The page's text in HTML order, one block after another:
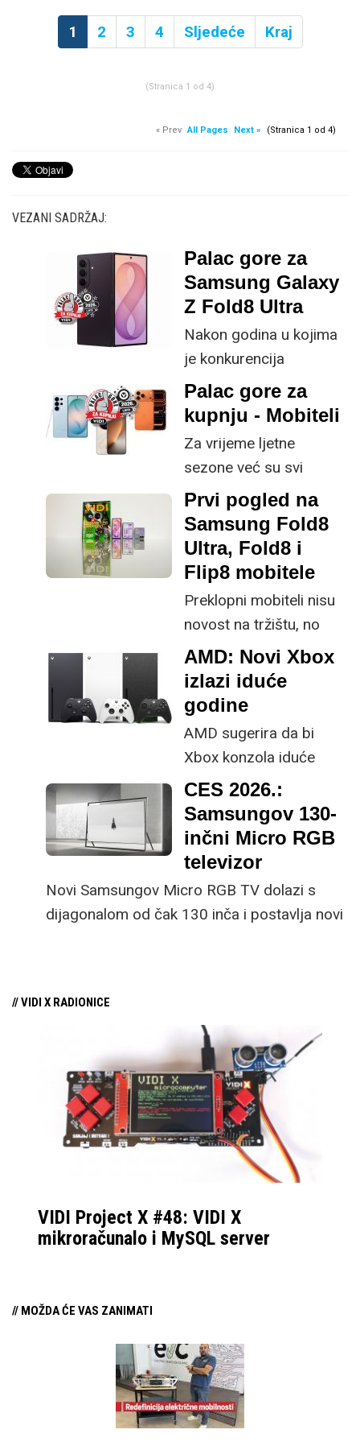
1 2 3 4 Sljedeće Kraj
(Stranica 1 od 4)
« Prev All Pages Next » (Stranica 1 od 4)
VEZANI SADRŽAJ:
Palac gore za
Samsung Galaxy
Z Fold8 Ultra
Nakon godina u kojima
je konkurencija
neprestano kucala na
vrata s tanjim profilima i
većim baterijama,
Samsung je s osmom
generacijom preklopnih
uređaja odlučio
poboljšati ključne
specifikacije.
Palac gore za
kupnju - Mobiteli
Za vrijeme ljetne
sezone već su svi
mobiteli aktualne
generacije na tržištu te
je više-manje samo
pitanje cijene i vaših
preferencija što želite
Prvi pogled na
Samsung Fold8
Ultra, Fold8 i
Flip8 mobitele
Preklopni mobiteli nisu
novost na tržištu, no
svakako su niša s
obzirom na svoju
cijenu, kao i ekstremnu
plastičnost tržišta koje
više nije spremno toliko
eksperimentirati kao u
“starim danima”. No, sa
konzistentnim
ažuriranjima i podrškom
ovoj formi uređaja,
Samsung je postao
standard kojem se
uživanje u multimediji.
Ove godine imamo
nešto novosti, promjene
koje bi mogle
zainteresirati
potencijalne kupce
preklopnog mobitela
koji se možda nisu
pronašli kod manjeg
promjene u lineupu ove
godine te tradicionalan
Flip zadržava dizajn po
kojem je postao poznat,
AMD: Novi Xbox
izlazi iduće
godine
AMD sugerira da bi
Xbox konzola iduće
generacije na pogon
AMD čipova mogla izaći
2027. godine.
CES 2026.:
Samsungov 130-
inčni Micro RGB
televizor
Novi Samsungov Micro RGB TV dolazi s
dijagonalom od čak 130 inča i postavlja novi
// VIDI X RADIONICE
VIDI Project X #48: VIDI X
mikroračunalo i MySQL server
// MOŽDA ĆE VAS ZANIMATI